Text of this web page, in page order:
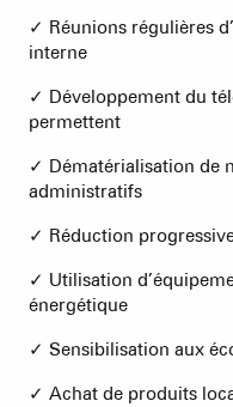
✓ Réunions régulières
interne
✓ Développement du
permettent
✓ Dématérialisation de
administratifs
✓ Réduction
✓ Utilisation
énergétique
✓ Sensibilisation aux
✓ Achat de produits